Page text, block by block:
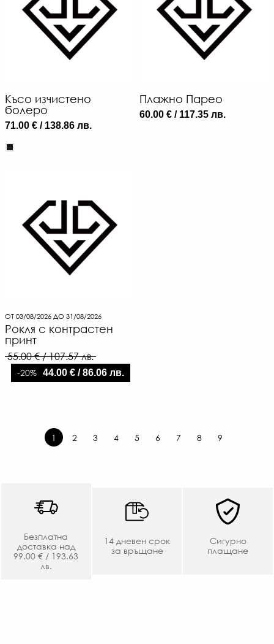
Късо изчистено
болеро
71.00 € / 138.86 лв.
Плажно Парео
60.00 € / 117.35 лв.
ОТ 03/08/2026 ДО 31/08/2026
Рокля с контрастен
принт
55.00 € / 107.57 лв.
-20% 44.00 € / 86.06 лв.
1 2 3 4 5 6 7 8 9
Безплатна
доставка над
99.00 € / 193.63
лв.
14 дневен срок
за връщане
Сигурно
плащане